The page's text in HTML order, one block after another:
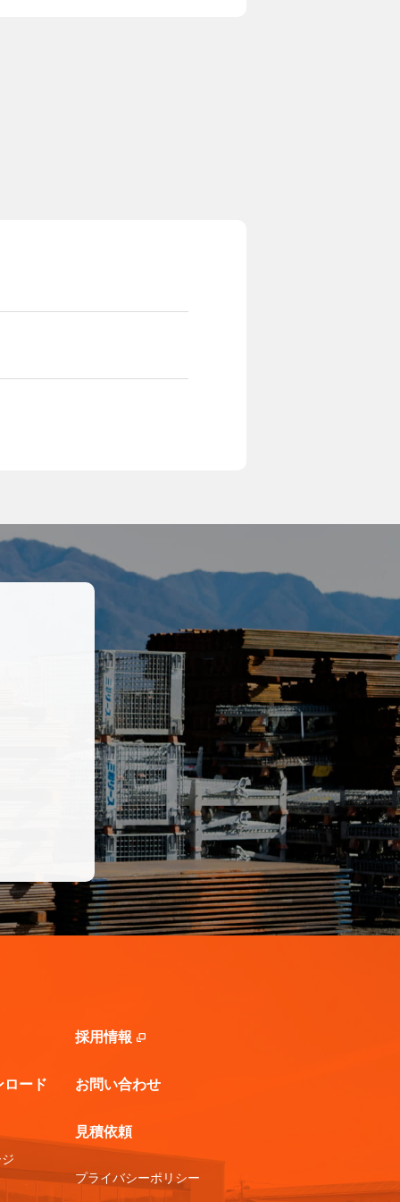
ロード
採⽤情報
お問い合わせ
見積依頼
プライバシーポリシー